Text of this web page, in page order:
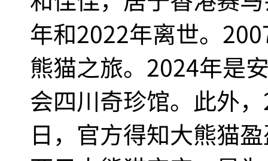
年和2022年离世。
熊猫之旅。2024年是
会四川奇珍馆。此外
日，官方得知大熊猫